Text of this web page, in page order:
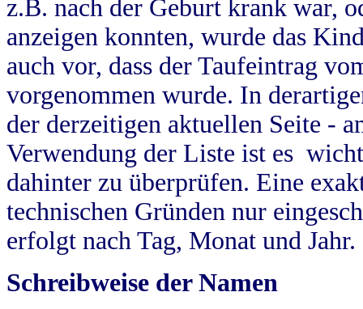
z.B. nach der Geburt krank war,
anzeigen konnten, wurde das
auch vor, dass der Taufeintrag
vorgenommen wurde. In
der derzeitigen aktuellen Seite -
Verwendung der Liste ist es
dahinter zu überprüfen. Eine
technischen Gründen nur
erfolgt nach Tag, Monat und Jahr.
Schreibweise der Namen